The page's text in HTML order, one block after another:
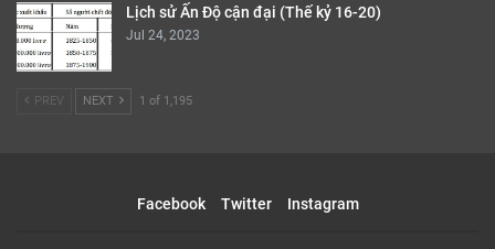
Lịch sử Ấn Độ cận đại (Thế kỷ 16-20)
Jul 24, 2023
PREV NEXT 1 of 1,195
Facebook Twitter Instagram